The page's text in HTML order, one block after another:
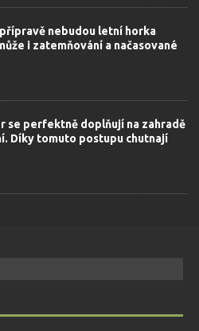
nebudou letní horka
i zatemňování a načasované
se perfektně doplňují na zahradě
Díky tomuto postupu chutnají